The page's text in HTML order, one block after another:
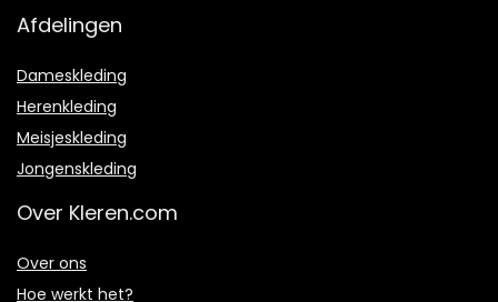
Afdelingen
Dameskleding
Herenkleding
Meisjeskleding
Jongenskleding
Over Kleren.com
Over ons
Hoe werkt het?